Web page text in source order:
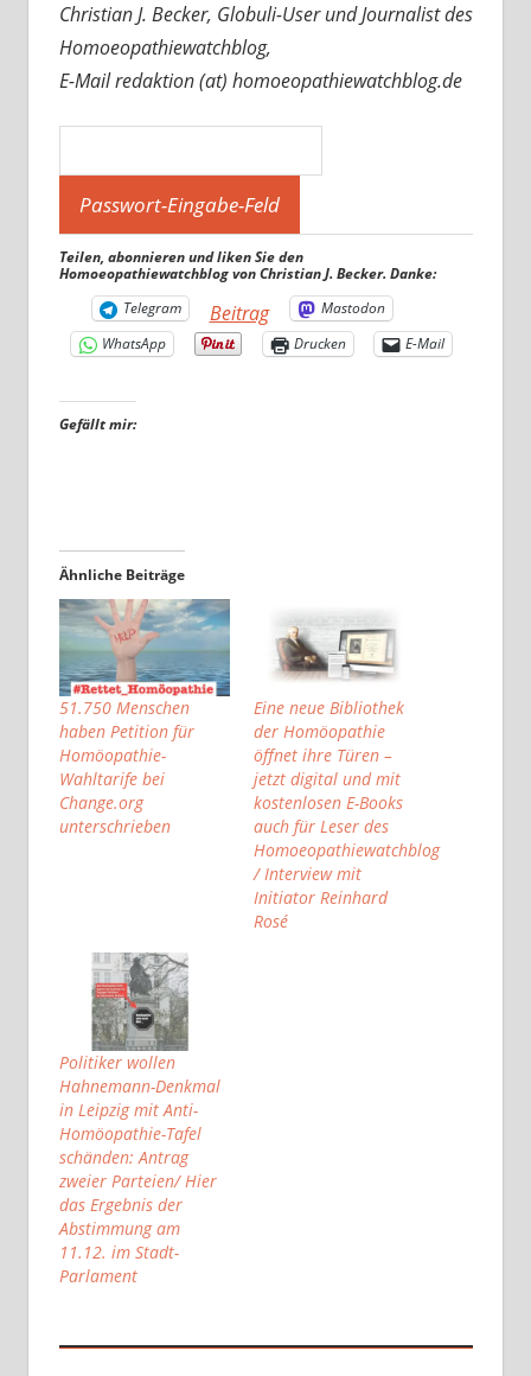
Christian J. Becker, Globuli-User und Journalist des
Homoeopathiewatchblog,
E-Mail redaktion (at) homoeopathiewatchblog.de
Teilen, abonnieren und liken Sie den
Homoeopathiewatchblog von Christian J. Becker. Danke:
Telegram
Beitrag
Mastodon
WhatsApp
Drucken E-Mail
Gefällt mir:
Ähnliche Beiträge
51.750 Menschen
haben Petition für
Homöopathie-
Wahltarife bei
Change.org
unterschrieben
Eine neue Bibliothek
der Homöopathie
öffnet ihre Türen –
jetzt digital und mit
kostenlosen E-Books
auch für Leser des
Homoeopathiewatchblog
/ Interview mit
Initiator Reinhard
Rosé
Politiker wollen
Hahnemann-Denkmal
in Leipzig mit Anti-
Homöopathie-Tafel
schänden: Antrag
zweier Parteien/ Hier
das Ergebnis der
Abstimmung am
11.12. im Stadt-
Parlament